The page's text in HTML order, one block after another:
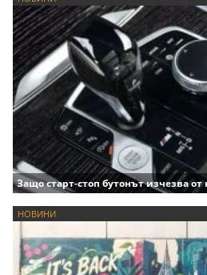
Защо старт-стоп бутонът изчезва от
НОВИНИ